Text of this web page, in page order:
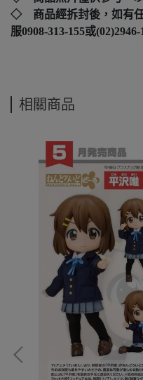
◇ 商品經拆封後，如有任
服0908-313-155或
相關商品